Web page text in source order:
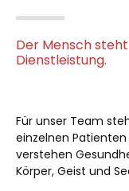
Der Mensch
Dienstleistung.
Für unser Team
einzelnen
verstehen
Körper, Geist und